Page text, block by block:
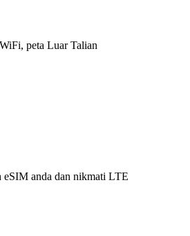
peta Luar Talian
anda dan nikmati LTE